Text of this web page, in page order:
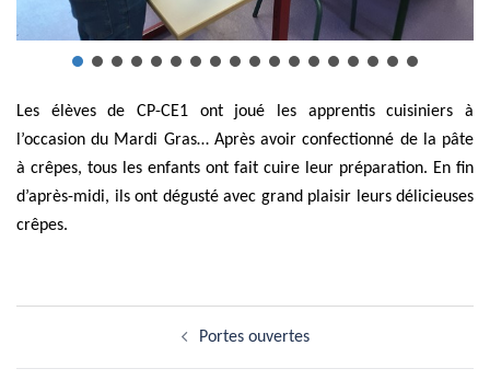
Les élèves de CP-CE1 ont joué les apprentis cuisiniers à
l’occasion du Mardi Gras… Après avoir confectionné de la pâte
à crêpes, tous les enfants ont fait cuire leur préparation. En fin
d’après-midi, ils ont dégusté avec grand plaisir leurs délicieuses
crêpes.
Portes ouvertes